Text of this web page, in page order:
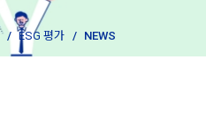
ESG 평가 NEWS